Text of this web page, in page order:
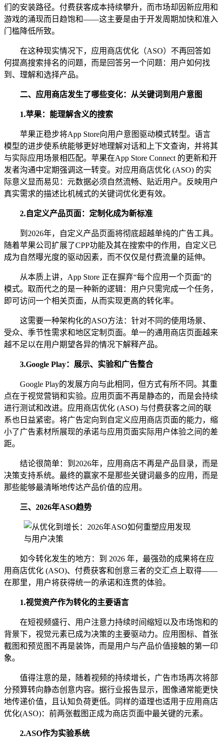
们的安装路径。付费获客成本持续攀升，而市场却因新应用和
游戏的涌现而日趋饱和——这主要是由于开发周期加快和准入
门槛降低所致。
在这种现实情况下，应用商店优化（ASO）不再回答如
何提高搜索排名的问题，而是回答另一个问题：用户如何找
到、理解和选择产品。
二、 应用商店发生了哪些变化：从关键词到用户意图
1.苹果：能理解含义的搜索
苹果正稳步将App Store向用户意图驱动模式转型。语言
模型的进步使系统能够更好地理解对话和上下文查询，并将其
与实际应用场景相匹配。苹果在App Store Connect 的更新和开
发者沟通中定期强调这一转变。对应用商店优化 (ASO) 的实
际意义显而易见：元数据必须自然流畅、贴近用户。反映用户
真实需求的描述比机械式的关键词优化更有效。
2.自定义产品页面：定制化成为新标准
到2026年，自定义产品页面将彻底超越单纯的广告工具。
随着苹果公司扩展了CPP功能及其在搜索中的作用，自定义已
成为自然曝光度的驱动因素，而不仅仅是付费流量的延伸。
从本质上讲，App Store 正在摒弃“每个应用一个页面”的
模式。取而代之的是一种新的逻辑：用户只需完成一个任务，
即可访问一个相关页面，从而实现更高的转化率。
这需要一种架构化的ASO方法：针对不同的使用场景、
受众、季节性需求和地区定制页面。单一的通用商店页面越来
越不足以在用户期望各异的情况下解释产品。
3.Google Play：展示、实验和广告整合
Google Play的发展方向与此相同，但方式有所不同。其重
点在于视觉营销和实验。应用页面不再是静态的，而是会持续
进行测试和改进。应用商店优化 (ASO) 与付费获客之间的联
系也日益紧密。将广告定向到自定义应用商店页面的能力，缩
小了广告素材所展现的承诺与应用页面实际用户体验之间的差
距。
结论很简单：到2026年，应用商店不再是产品目录，而是
决策支持系统。最终的赢家不是那些关键词最多的应用，而是
那些能够最清晰地传达产品价值的应用。
三、 2026年ASO趋势
如今转化发生的地方：到 2026 年，最强劲的成果将在应
用商店优化 (ASO)、付费获客和创意三者的交汇点上取得——
在那里，用户将获得统一的承诺和连贯的体验。
1.视觉资产作为转化的主要语言
在短视频盛行、用户注意力持续时间缩短以及市场饱和的
背景下，视觉元素已成为决策的主要驱动力。应用图标、首张
截图和预览图不再是装饰，而是用户与产品价值接触的第一印
象。
值得注意的是，随着视频的持续增长，广告市场再次将部
分预算转向静态创意内容。据行业报告显示，图像通常能更快
地传递价值，且认知负荷更低。同样的道理也适用于应用商店
优化(ASO)：前两张截图正成为商店页面中最关键的元素。
2.ASO作为实验系统